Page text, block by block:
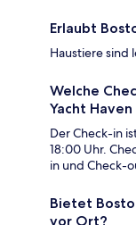
Erlaubt
Haustiere sind
Welche
Yacht
Der Check-in
18:00 Uhr.
in und Check-
Bietet
vor Ort?